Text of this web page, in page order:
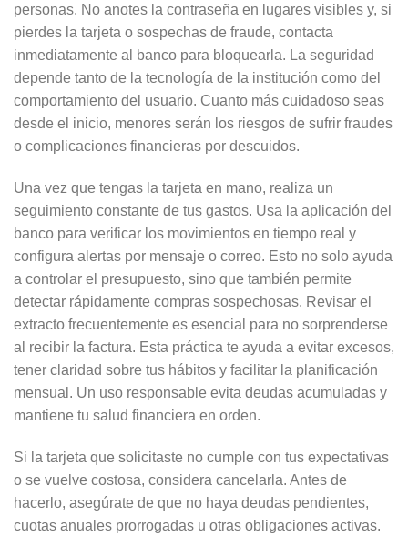
personas. No anotes la contraseña en lugares visibles y, si
pierdes la tarjeta o sospechas de fraude, contacta
inmediatamente al banco para bloquearla. La seguridad
depende tanto de la tecnología de la institución como del
comportamiento del usuario. Cuanto más cuidadoso seas
desde el inicio, menores serán los riesgos de sufrir fraudes
o complicaciones financieras por descuidos.
Una vez que tengas la tarjeta en mano, realiza un
seguimiento constante de tus gastos. Usa la aplicación del
banco para verificar los movimientos en tiempo real y
configura alertas por mensaje o correo. Esto no solo ayuda
a controlar el presupuesto, sino que también permite
detectar rápidamente compras sospechosas. Revisar el
extracto frecuentemente es esencial para no sorprenderse
al recibir la factura. Esta práctica te ayuda a evitar excesos,
tener claridad sobre tus hábitos y facilitar la planificación
mensual. Un uso responsable evita deudas acumuladas y
mantiene tu salud financiera en orden.
Si la tarjeta que solicitaste no cumple con tus expectativas
o se vuelve costosa, considera cancelarla. Antes de
hacerlo, asegúrate de que no haya deudas pendientes,
cuotas anuales prorrogadas u otras obligaciones activas.